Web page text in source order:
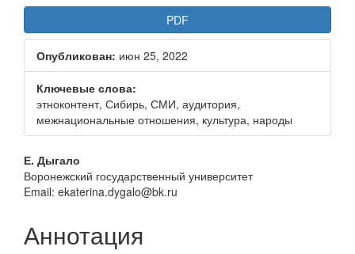
Статья
боковой
панели
PDF
Опубликован: июн 25, 2022
Ключевые слова:
этноконтент, Сибирь, СМИ, аудитория,
межнациональные отношения, культура, народы
Основное
содержание
Е. Дыгало
Воронежский государственный университет
Email: ekaterina.dygalo@bk.ru
Аннотация